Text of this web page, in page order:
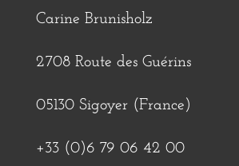
Carine Brunisholz
2708 Route des Guérins
05130 Sigoyer (France)
+33 (0)6 79 06 42 00